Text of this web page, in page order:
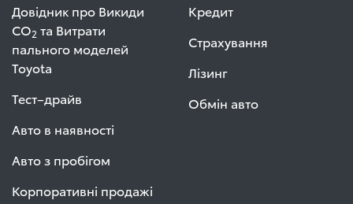
Довідник про Викиди
СО2 та Витрати
пального моделей
Toyota
Тест–драйв
Авто в наявності
Авто з пробігом
Корпоративні продажі
Кредит
Страхування
Лізинг
Обмін авто